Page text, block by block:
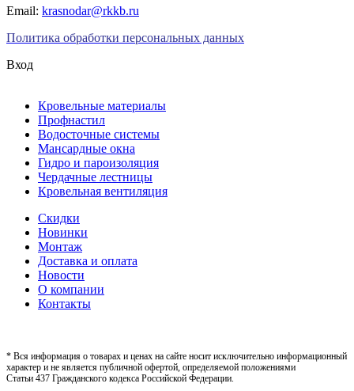
Email: krasnodar@rkkb.ru
Политика обработки персональных данных
Вход
Кровельные материалы
Профнастил
Водосточные системы
Мансардные окна
Гидро и пароизоляция
Чердачные лестницы
Кровельная вентиляция
Скидки
Новинки
Монтаж
Доставка и оплата
Новости
О компании
Контакты
* Вся информация о товарах и ценах на сайте носит исключительно информационный
характер и не является публичной офертой, определяемой положениями
Статьи 437 Гражданского кодекса Российской Федерации.